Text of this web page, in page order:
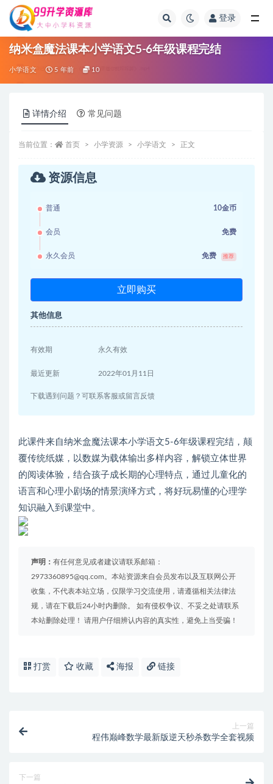
登录
纳米盒魔法课本小学语文5-6年级课程完结
小学语文 5 年前 10
详情介绍 常见问题
当前位置： 首页 小学资源 小学语文 正文
资源信息
普通 10金币
会员 免费
永久会员 免费 推荐
立即购买
其他信息
有效期 永久有效
最近更新 2022年01月11日
下载遇到问题？可联系客服或留言反馈
此课件来自纳米盒魔法课本小学语文5-6年级课程完结，颠
覆传统纸媒，以数媒为载体输出多样内容，解锁立体世界
的阅读体验，结合孩子成长期的心理特点，通过儿童化的
语言和心理小剧场的情景演绎方式，将好玩易懂的心理学
知识融入到课堂中。
声明： 有任何意见或者建议请联系邮箱：
2973360895@qq.com。本站资源来自会员发布以及互联网公开
收集，不代表本站立场，仅限学习交流使用，请遵循相关法律法
规，请在下载后24小时内删除。 如有侵权争议、不妥之处请联系
本站删除处理！ 请用户仔细辨认内容的真实性，避免上当受骗！
打赏 收藏 海报 链接
上一篇
程伟巅峰数学最新版逆天秒杀数学全套视频
下一篇